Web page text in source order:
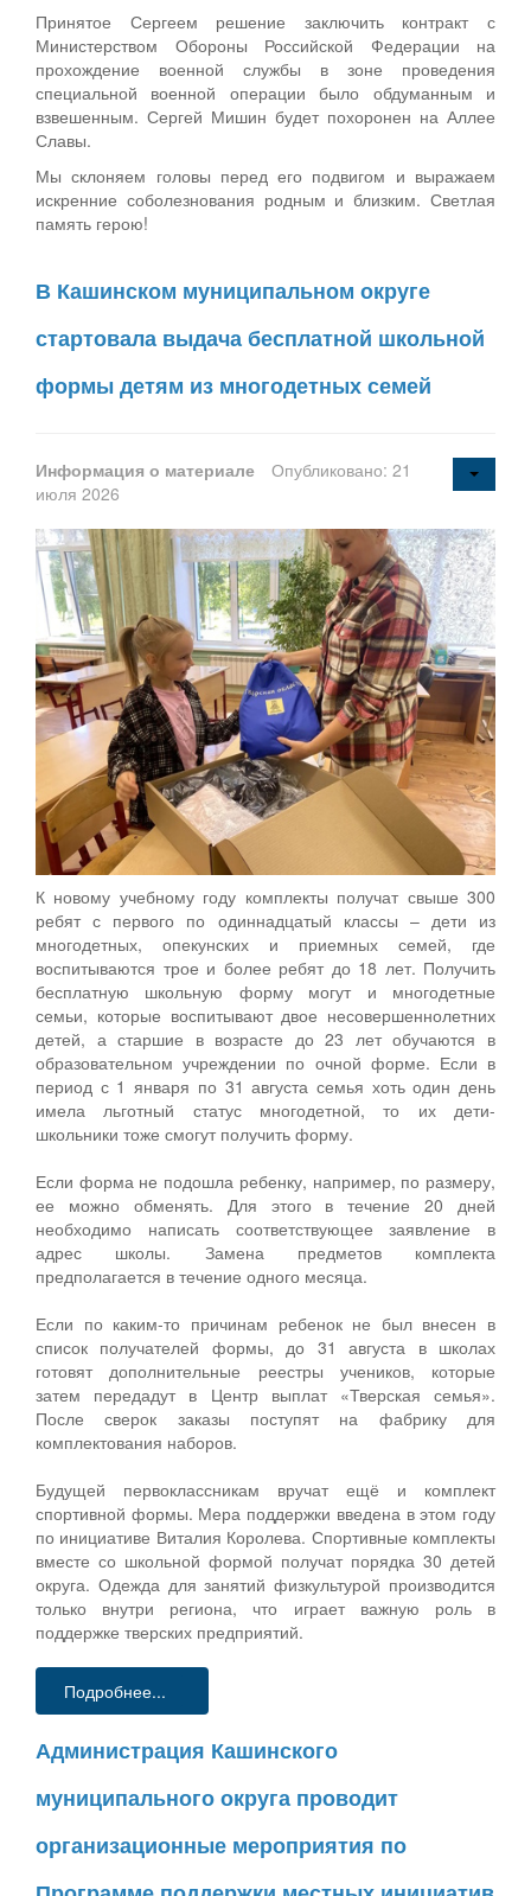
Принятое Сергеем решение заключить контракт с
Министерством Обороны Российской Федерации на
прохождение военной службы в зоне проведения
специальной военной операции было обдуманным и
взвешенным. Сергей Мишин будет похоронен на Аллее
Славы.
Мы склоняем головы перед его подвигом и выражаем
искренние соболезнования родным и близким. Светлая
память герою!
В Кашинском муниципальном округе
стартовала выдача бесплатной школьной
формы детям из многодетных семей
Информация о материале
Опубликовано: 21
июля 2026
К новому учебному году комплекты получат свыше 300
ребят с первого по одиннадцатый классы – дети из
многодетных, опекунских и приемных семей, где
воспитываются трое и более ребят до 18 лет. Получить
бесплатную школьную форму могут и многодетные
семьи, которые воспитывают двое несовершеннолетних
детей, а старшие в возрасте до 23 лет обучаются в
образовательном учреждении по очной форме. Если в
период с 1 января по 31 августа семья хоть один день
имела льготный статус многодетной, то их дети-
школьники тоже смогут получить форму.
Если форма не подошла ребенку, например, по размеру,
ее можно обменять. Для этого в течение 20 дней
необходимо написать соответствующее заявление в
адрес школы. Замена предметов комплекта
предполагается в течение одного месяца.
Если по каким-то причинам ребенок не был внесен в
список получателей формы, до 31 августа в школах
готовят дополнительные реестры учеников, которые
затем передадут в Центр выплат «Тверская семья».
После сверок заказы поступят на фабрику для
комплектования наборов.
Будущей первоклассникам вручат ещё и комплект
спортивной формы. Мера поддержки введена в этом году
по инициативе Виталия Королева. Спортивные комплекты
вместе со школьной формой получат порядка 30 детей
округа. Одежда для занятий физкультурой производится
только внутри региона, что играет важную роль в
поддержке тверских предприятий.
Подробнее...
Администрация Кашинского
муниципального округа проводит
организационные мероприятия по